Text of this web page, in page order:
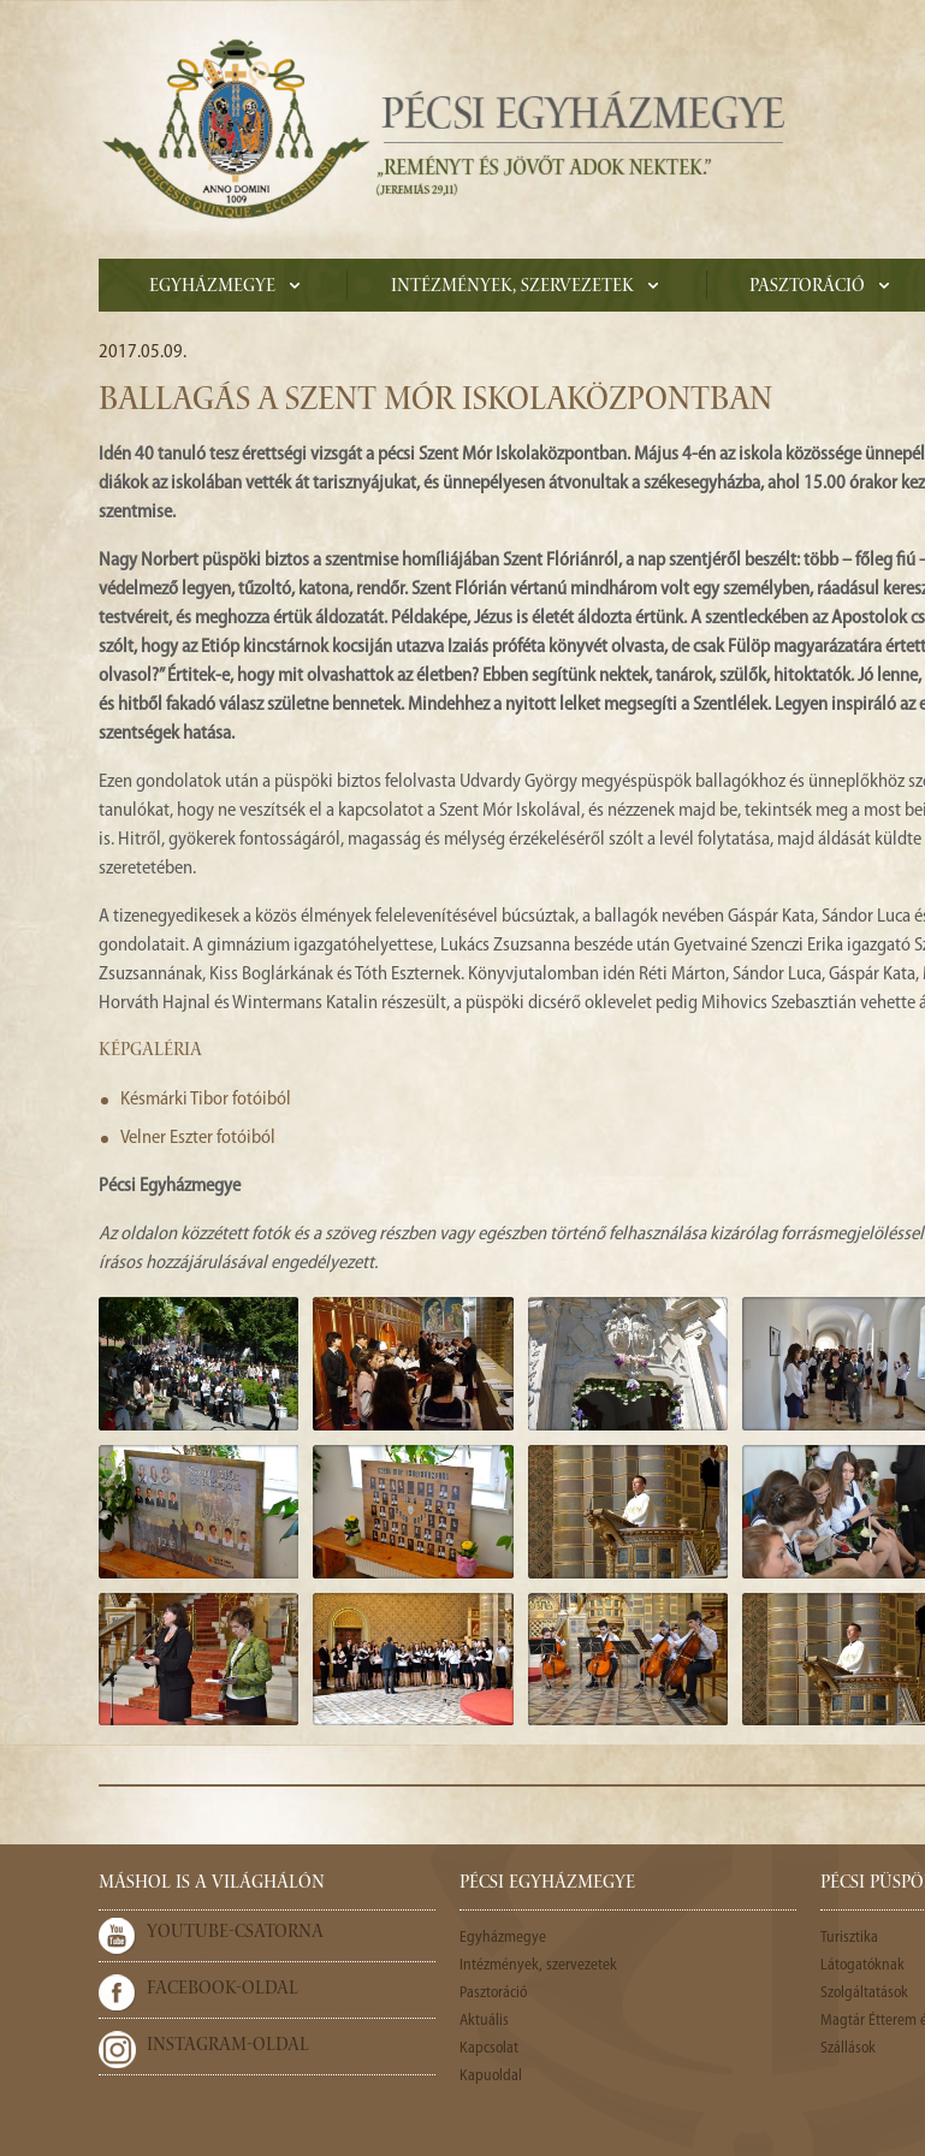
Egyházmegye Intézmények, szervezetek Pasztoráció
2017.05.09.
BALLAGÁS A SZENT MÓR ISKOLAKÖZPONTBAN
Idén 40 tanuló tesz érettségi vizsgát a pécsi Szent Mór Iskolaközpontban. Május 4-én az iskola közössége
diákok az iskolában vették át tarisznyájukat, és ünnepélyesen átvonultak a székesegyházba, ahol 15.00 órakor
szentmise.
Nagy Norbert püspöki biztos a szentmise homíliájában Szent Flóriánról, a nap szentjéről beszélt: több – főleg fiú
védelmező legyen, tűzoltó, katona, rendőr. Szent Flórián vértanú mindhárom volt egy személyben, ráadásul
testvéreit, és meghozza értük áldozatát. Példaképe, Jézus is életét áldozta értünk. A szentleckében az Apostolok
szólt, hogy az Etióp kincstárnok kocsiján utazva Izaiás próféta könyvét olvasta, de csak Fülöp magyarázatára
olvasol?” Értitek-e, hogy mit olvashattok az életben? Ebben segítünk nektek, tanárok, szülők, hitoktatók. Jó
és hitből fakadó válasz születne bennetek. Mindehhez a nyitott lelket megsegíti a Szentlélek. Legyen inspiráló az
szentségek hatása.
Ezen gondolatok után a püspöki biztos felolvasta Udvardy György megyéspüspök ballagókhoz és ünneplőkhöz
tanulókat, hogy ne veszítsék el a kapcsolatot a Szent Mór Iskolával, és nézzenek majd be, tekintsék meg a most
is. Hitről, gyökerek fontosságáról, magasság és mélység érzékeléséről szólt a levél folytatása, majd áldását
szeretetében.
A tizenegyedikesek a közös élmények felelevenítésével búcsúztak, a ballagók nevében Gáspár Kata, Sándor Luca
gondolatait. A gimnázium igazgatóhelyettese, Lukács Zsuzsanna beszéde után Gyetvainé Szenczi Erika igazgató
Zsuzsannának, Kiss Boglárkának és Tóth Eszternek. Könyvjutalomban idén Réti Márton, Sándor Luca, Gáspár
Horváth Hajnal és Wintermans Katalin részesült, a püspöki dicsérő oklevelet pedig Mihovics Szebasztián vehette
KÉPGALÉRIA
Késmárki Tibor fotóiból
Velner Eszter fotóiból
Pécsi Egyházmegye
Az oldalon közzétett fotók és a szöveg részben vagy egészben történő felhasználása kizárólag
írásos hozzájárulásával engedélyezett.
MÁSHOL IS A VILÁGHÁLÓN
YOUTUBE-CSATORNA
FACEBOOK-OLDAL
INSTAGRAM-OLDAL
PÉCSI EGYHÁZMEGYE
Egyházmegye
Intézmények, szervezetek
Pasztoráció
Aktuális
Kapcsolat
Kapuoldal
PÉCSI
Turisztika
Látogatóknak
Szolgáltatások
Magtár Étterem
Szállások